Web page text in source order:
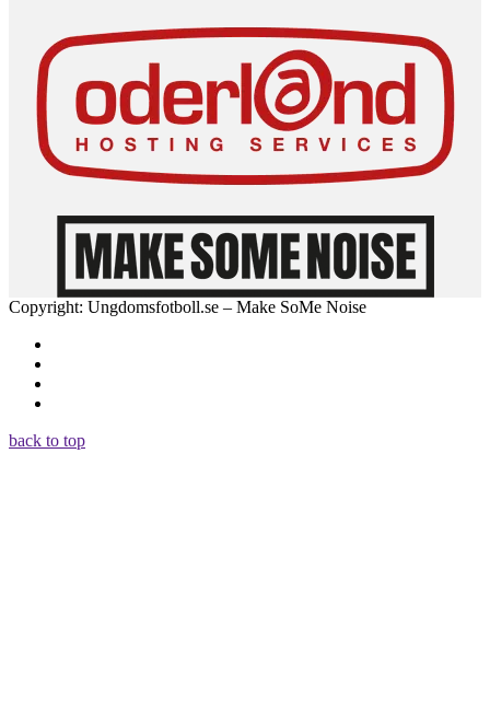
Copyright: Ungdomsfotboll.se – Make SoMe Noise
back to top